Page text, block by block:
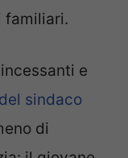
familiari.
e
sindaco
di